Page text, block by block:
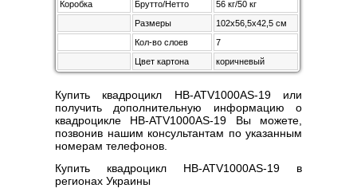
Коробка Брутто/Нетто
56 кг/50 кг
Размеры
102x56,5x42,5 см
Кол-во слоев
7
Цвет картона
коричневый
Купить квадроцикл HB-ATV1000AS-19 или
получить дополнительную информацию о
квадроцикле HB-ATV1000AS-19 Вы можете,
позвонив нашим консультантам по указанным
номерам телефонов.
Купить квадроцикл HB-ATV1000AS-19 в
регионах Украины